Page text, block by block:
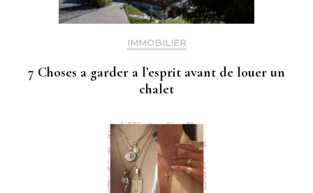
IMMOBILIER
7 Choses a garder a l’esprit avant de louer un
chalet